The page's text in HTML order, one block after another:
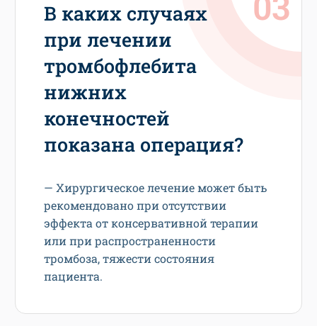
В каких случаях
при лечении
тромбофлебита
нижних
конечностей
показана операция?
— Хирургическое лечение может быть
рекомендовано при отсутствии
эффекта от консервативной терапии
или при распространенности
тромбоза, тяжести состояния
пациента.